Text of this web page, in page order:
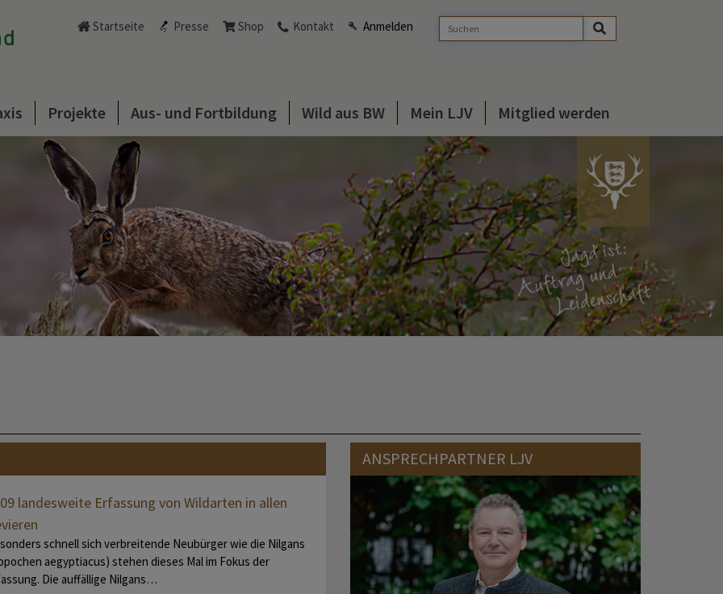
Startseite Presse Shop Kontakt Anmelden
Projekte Aus- und Fortbildung Wild aus BW Mein LJV Mitglied werden
landesweite Erfassung von Wildarten in allen
schnell sich verbreitende Neubürger wie die Nilgans
aegyptiacus) stehen dieses Mal im Fokus der
Die auffällige Nilgans…
ANSPRECHPARTNER LJV